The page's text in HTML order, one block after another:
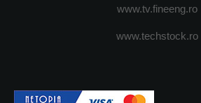
www.tv.fineeng.ro
www.techstock.ro